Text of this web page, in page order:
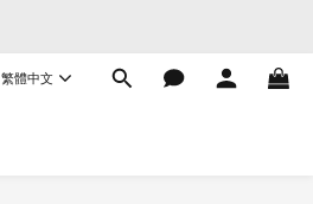
繁體中文